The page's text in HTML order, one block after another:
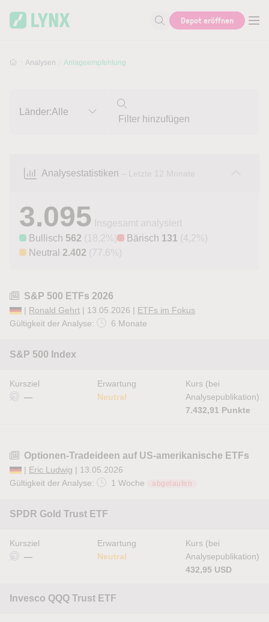
Suche nach Aktie, Autor...
Depot eröffnen
Analysen Anlageempfehlung
Länder:Alle
Analysestatistiken – Letzte 12 Monate
3.095
Insgesamt analysiert
Bullisch 562 (18,2%) Bärisch 131 (4,2%)
Neutral 2.402 (77,6%)
S&P 500 ETFs 2026
| Ronald Gehrt | 13.05.2026 | ETFs im Fokus
Gültigkeit der Analyse:
6 Monate
S&P 500 Index
Kursziel
—
Erwartung
Neutral
Kurs (bei
Analysepublikation)
7.432,91 Punkte
Optionen-Tradeideen auf US-amerikanische ETFs
| Eric Ludwig | 13.05.2026
Gültigkeit der Analyse:
1 Woche abgelaufen
SPDR Gold Trust ETF
Kursziel
—
Erwartung
Neutral
Kurs (bei
Analysepublikation)
432,95 USD
Invesco QQQ Trust ETF